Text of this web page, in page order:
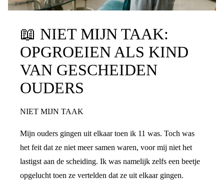
📖 NIET MIJN TAAK:
OPGROEIEN ALS KIND
VAN GESCHEIDEN
OUDERS
NIET MIJN TAAK
Mijn ouders gingen uit elkaar toen ik 11 was. Toch was
het feit dat ze niet meer samen waren, voor mij niet het
lastigst aan de scheiding. Ik was namelijk zelfs een beetje
opgelucht toen ze vertelden dat ze uit elkaar gingen.